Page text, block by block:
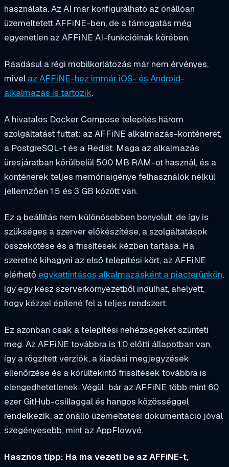
használata. Az AI már konfigurálható az önállóan
üzemeltetett AFFiNE-ben, de a támogatás még
egyenetlen az AFFiNE AI-funkcióinak körében.
Ráadásul a régi mobilkorlátozás már nem érvényes,
mivel az AFFiNE-hez immár iOS- és Android-
alkalmazás is tartozik.
A hivatalos Docker Compose telepítés három
szolgáltatást futtat: az AFFiNE alkalmazás-konténerét,
a PostgreSQL-t és a Redist. Maga az alkalmazás
üresjáratban körülbelül 500 MB RAM-ot használ, és a
konténerek teljes memóriaigénye felhasználók nélkül
jellemzően 1,5 és 3 GB között van.
Ez a beállítás nem különösebben bonyolult, de így is
szükséges a szerver előkészítése, a szolgáltatások
összekötése és a frissítések kézben tartása. Ha
szeretné kihagyni az első telepítési kört, az AFFiNE
elérhető egykattintásos alkalmazásként a piacterünkön,
így egy kész szerverkörnyezetből indulhat, ahelyett,
hogy kézzel építené fel a teljes rendszert.
Ez azonban csak a telepítési nehézségeket szünteti
meg. Az AFFiNE továbbra is 1.0 előtti állapotban van,
így a rögzített verziók, a kiadási megjegyzések
ellenőrzése és a körültekintő frissítések továbbra is
elengedhetetlenek. Végül: bár az AFFiNE több mint 60
ezer GitHub-csillaggal és hangos közösséggel
rendelkezik, az önálló üzemeltetési dokumentáció jóval
szegényesebb, mint az AppFlowyé.
Hasznos tipp: Ha ma vezeti be az AFFiNE-t,